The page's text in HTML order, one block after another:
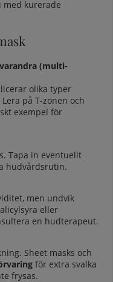
med kurerade
(multi-
olika typer
på T-zonen och
exempel för
Tapa in eventuellt
hudvårdsrutin.
men undvik
eller
en hudterapeut.
Sheet masks och
för extra svalka
frysas.